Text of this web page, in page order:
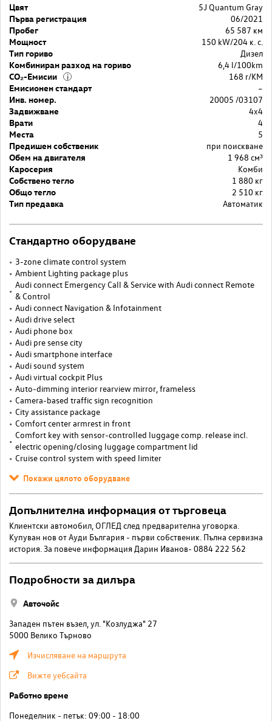
Цвят
5J Quantum Gray
Първа регистрация
06/2021
Пробег
65 587 км
Мощност
150 kW/204 к. с.
Тип гориво
Дизел
Комбиниран разход на гориво
6,4 l/100km
CO₂-Емисии
i
168 r/KM
Емисионен стандарт
–
Инв. номер.
20005 /03107
Задвижване
4x4
Врати
4
Места
5
Предишен собственик
при поискване
Обем на двигателя
1 968 cм³
Каросерия
Комби
Собствено тегло
1 880 кг
Общо тегло
2 510 кг
Тип предавка
Автоматик
Стандартно оборудване
3-zone climate control system
Ambient Lighting package plus
Audi connect Emergency Call & Service with Audi connect Remote
& Control
Audi connect Navigation & Infotainment
Audi drive select
Audi phone box
Audi pre sense city
Audi smartphone interface
Audi sound system
Audi virtual cockpit Plus
Auto-dimming interior rearview mirror, frameless
Camera-based traffic sign recognition
City assistance package
Comfort center armrest in front
Comfort key with sensor-controlled luggage comp. release incl.
electric opening/closing luggage compartment lid
Cruise control system with speed limiter
Покажи цялото оборудване
Допълнителна информация от търговеца
Клиентски автомобил, ОГЛЕД след предварителна уговорка.
Купуван нов от Ауди България - първи собственик. Пълна сервизна
история. За повече информация Дарин Иванов- 0884 222 562
Подробности за дилъра
Авточойс
Западен пътен възел, ул. "Козлуджа" 27
5000 Велико Търново
Изчисляване на маршрута
Вижте уебсайта
Работно време
Понеделник - петък: 09:00 - 18:00